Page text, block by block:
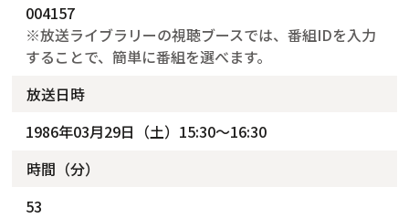
004157
※放送ライブラリーの視聴ブースでは、番組IDを入力
することで、簡単に番組を選べます。
放送日時
1986年03月29日（土）15:30～16:30
時間（分）
53